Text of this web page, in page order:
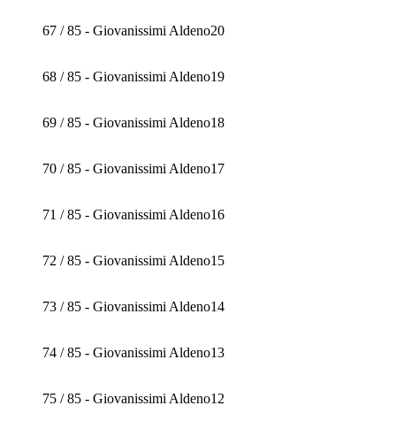
67 / 85 - Giovanissimi Aldeno20
68 / 85 - Giovanissimi Aldeno19
69 / 85 - Giovanissimi Aldeno18
70 / 85 - Giovanissimi Aldeno17
71 / 85 - Giovanissimi Aldeno16
72 / 85 - Giovanissimi Aldeno15
73 / 85 - Giovanissimi Aldeno14
74 / 85 - Giovanissimi Aldeno13
75 / 85 - Giovanissimi Aldeno12